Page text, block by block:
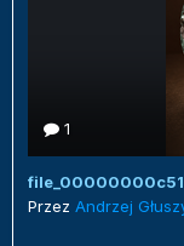
1
Przez Andrzej